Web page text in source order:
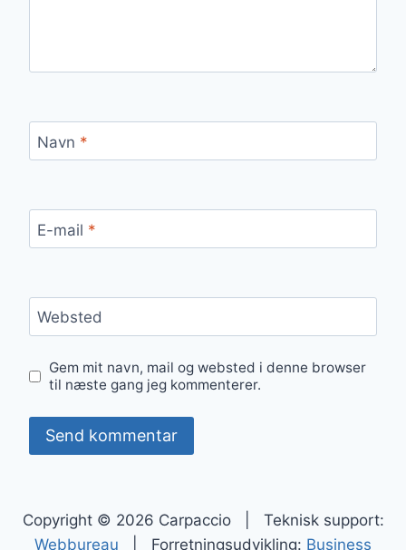
Navn *
E-mail *
Websted
Gem mit navn, mail og websted i denne browser
til næste gang jeg kommenterer.
Copyright © 2026 Carpaccio | Teknisk support:
Webbureau | Forretningsudvikling: Business